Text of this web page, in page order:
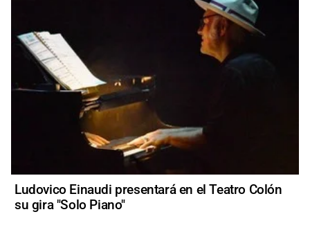
Ludovico Einaudi presentará en el Teatro Colón
su gira "Solo Piano"